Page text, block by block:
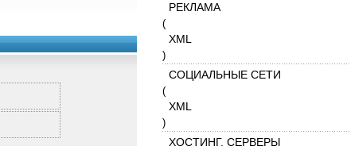
РЕКЛАМА
(
XML
)
СОЦИАЛЬНЫЕ СЕТИ
(
XML
)
ХОСТИНГ, СЕРВЕРЫ